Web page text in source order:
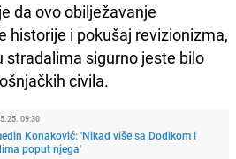
da ovo obilježavanje
historije i pokušaj revizionizma,
stradalima sigurno jeste bilo
civila.
09:30
Konaković: 'Nikad više sa Dodikom i
poput njega'